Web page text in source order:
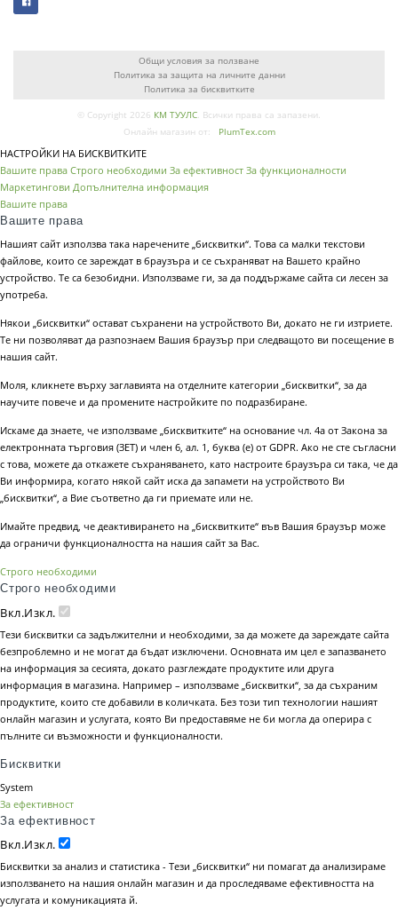
Общи условия за ползване
Политика за защита на личните данни
Политика за бисквитките
© Copyright 2026 КМ ТУУЛС . Всички права са запазени.
Онлайн магазин от:
PlumTex.com
НАСТРОЙКИ НА БИСКВИТКИТЕ
Вашите права Строго необходими За ефективност За функционалности
Маркетингови Допълнителна информация
Вашите права
Вашите права
Нашият сайт използва така наречените „бисквитки“. Това са малки текстови
файлове, които се зареждат в браузъра и се съхраняват на Вашето крайно
устройство. Те са безобидни. Използваме ги, за да поддържаме сайта си лесен за
употреба.
Някои „бисквитки“ остават съхранени на устройството Ви, докато не ги изтриете.
Те ни позволяват да разпознаем Вашия браузър при следващото ви посещение в
нашия сайт.
Моля, кликнете върху заглавията на отделните категории „бисквитки“, за да
научите повече и да промените настройките по подразбиране.
Искаме да знаете, че използваме „бисквитките“ на основание чл. 4а от Закона за
електронната търговия (ЗЕТ) и член 6, ал. 1, буква (е) от GDPR. Ако не сте съгласни
с това, можете да откажете съхраняването, като настроите браузъра си така, че да
Ви информира, когато някой сайт иска да запамети на устройството Ви
„бисквитки“, а Вие съответно да ги приемате или не.
Имайте предвид, че деактивирането на „бисквитките“ във Вашия браузър може
да ограничи функционалността на нашия сайт за Вас.
Строго необходими
Строго необходими
Вкл.Изкл.
Тези бисквитки са задължителни и необходими, за да можете да зареждате сайта
безпроблемно и не могат да бъдат изключени. Основната им цел е запазването
на информация за сесията, докато разглеждате продуктите или друга
информация в магазина. Например – използваме „бисквитки“, за да съхраним
продуктите, които сте добавили в количката. Без този тип технологии нашият
онлайн магазин и услугата, която Ви предоставяме не би могла да оперира с
пълните си възможности и функционалности.
Бисквитки
System
За ефективност
За ефективност
Вкл.Изкл.
Бисквитки за анализ и статистика - Тези „бисквитки“ ни помагат да анализираме
използването на нашия онлайн магазин и да проследяваме ефективността на
услугата и комуникацията й.